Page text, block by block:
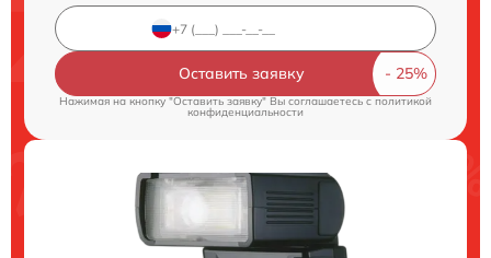
Оставить заявку
Нажимая на кнопку "Оставить заявку" Вы соглашаетесь c политикой
конфиденциальности